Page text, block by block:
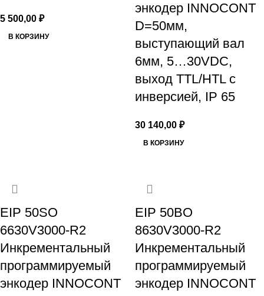
5 500,00 ₽
В КОРЗИНУ
энкодер INNOCONT
D=50мм,
выступающий вал
6мм, 5…30VDC,
выход TTL/HTL с
инверсией, IP 65
30 140,00 ₽
В КОРЗИНУ
EIP 50SO
6630V3000-R2
Инкрементальный
программируемый
энкодер INNOCONT
EIP 50BO
8630V3000-R2
Инкрементальный
программируемый
энкодер INNOCONT